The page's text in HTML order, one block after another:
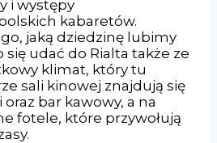
i występy
kabaretów.
jaką dziedzinę lubimy
udać do Rialta także ze
klimat, który tu
sali kinowej znajdują się
bar kawowy, a na
fotele, które przywołują